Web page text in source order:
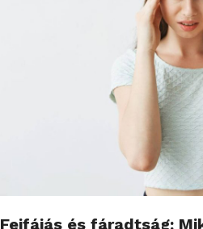
Fejfájás és fáradtság: